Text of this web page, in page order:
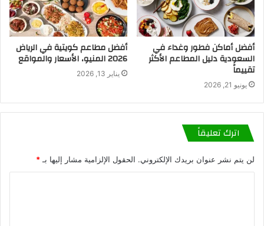
أفضل أماكن فطور وغداء في
السعودية دليل المطاعم الأكثر
تقييماً
يونيو 21, 2026
أفضل مطاعم كويتية في الرياض
2026 المنيو، الأسعار والمواقع
يناير 13, 2026
اترك تعليقاً
لن يتم نشر عنوان بريدك الإلكتروني. الحقول الإلزامية مشار إليها بـ *